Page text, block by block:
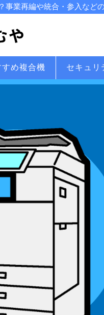
事業再編や統合・参入など
すめ複合機 セキュリ